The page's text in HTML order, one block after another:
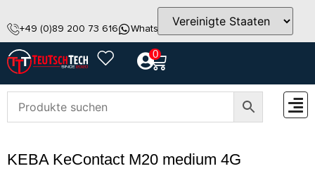
+49 (0)89 200 73 616 WhatsApp info@teutschtech.com
0
KEBA KeContact M20 medium 4G